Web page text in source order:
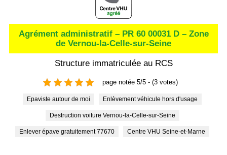
Agrément administratif – PR 60 00031 D – Zone
de Vernou-la-Celle-sur-Seine
Structure immatriculée au RCS
page notée 5/5 - (3 votes)
Epaviste autour de moi Enlèvement véhicule hors d'usage
Destruction voiture Vernou-la-Celle-sur-Seine
Enlever épave gratuitement 77670 Centre VHU Seine-et-Marne